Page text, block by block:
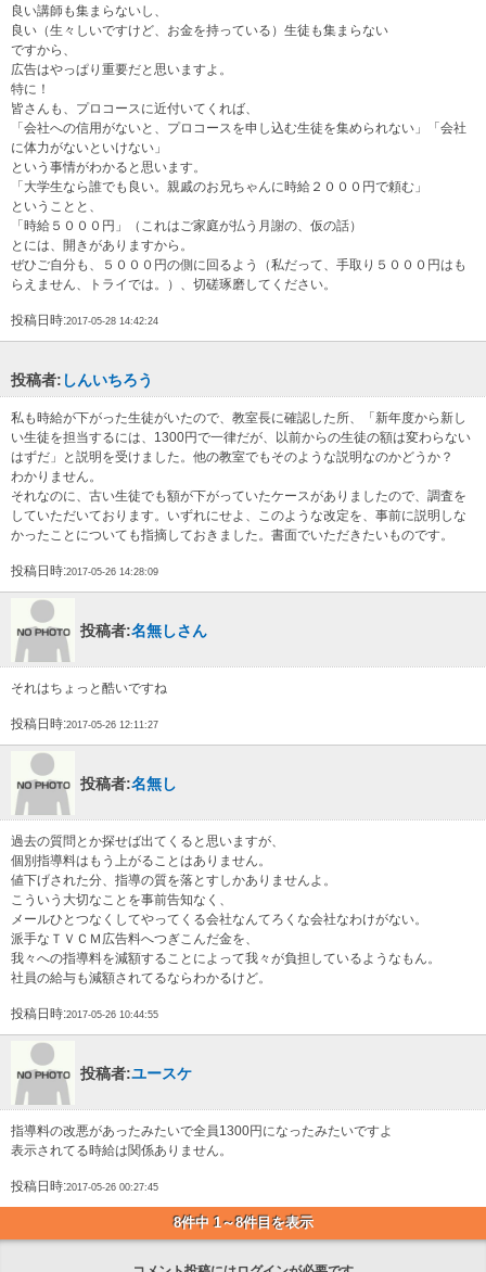
良い講師も集まらないし、
良い（生々しいですけど、お金を持っている）生徒も集まらない
ですから、
広告はやっぱり重要だと思いますよ。
特に！
皆さんも、プロコースに近付いてくれば、
「会社への信用がないと、プロコースを申し込む生徒を集められない」「会社
に体力がないといけない」
という事情がわかると思います。
「大学生なら誰でも良い。親戚のお兄ちゃんに時給２０００円で頼む」
ということと、
「時給５０００円」（これはご家庭が払う月謝の、仮の話）
とには、開きがありますから。
ぜひご自分も、５０００円の側に回るよう（私だって、手取り５０００円はも
らえません、トライでは。）、切磋琢磨してください。
投稿日時:2017-05-28 14:42:24
投稿者: しんいちろう
私も時給が下がった生徒がいたので、教室長に確認した所、「新年度から新し
い生徒を担当するには、1300円で一律だが、以前からの生徒の額は変わらない
はずだ」と説明を受けました。他の教室でもそのような説明なのかどうか？
わかりません。
それなのに、古い生徒でも額が下がっていたケースがありましたので、調査を
していただいております。いずれにせよ、このような改定を、事前に説明しな
かったことについても指摘しておきました。書面でいただきたいものです。
投稿日時:2017-05-26 14:28:09
投稿者:名無しさん
それはちょっと酷いですね
投稿日時:2017-05-26 12:11:27
投稿者:名無し
過去の質問とか探せば出てくると思いますが、
個別指導料はもう上がることはありません。
値下げされた分、指導の質を落とすしかありませんよ。
こういう大切なことを事前告知なく、
メールひとつなくしてやってくる会社なんてろくな会社なわけがない。
派手なＴＶＣＭ広告料へつぎこんだ金を、
我々への指導料を減額することによって我々が負担しているようなもん。
社員の給与も減額されてるならわかるけど。
投稿日時:2017-05-26 10:44:55
投稿者:ユースケ
指導料の改悪があったみたいで全員1300円になったみたいですよ
表示されてる時給は関係ありません。
投稿日時:2017-05-26 00:27:45
8件中 1～8件目を表示